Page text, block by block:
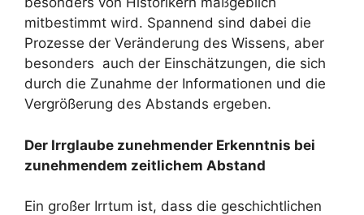
mitbestimmt wird. Spannend sind dabei die
Prozesse der Veränderung des Wissens, aber
besonders auch der Einschätzungen, die sich
durch die Zunahme der Informationen und die
Vergrößerung des Abstands ergeben.
Der Irrglaube zunehmender Erkenntnis bei
zunehmendem zeitlichem Abstand
Ein großer Irrtum ist, dass die geschichtlichen